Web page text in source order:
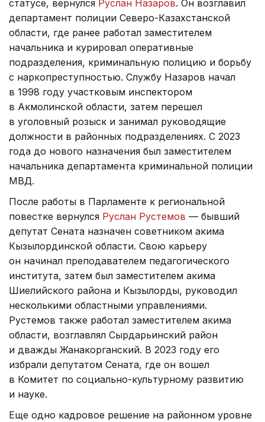
статусе, вернулся Руслан Назаров. Он возглавил
департамент полиции Северо-Казахстанской
области, где ранее работал заместителем
начальника и курировал оперативные
подразделения, криминальную полицию и борьбу
с наркопреступностью. Службу Назаров начал
в 1998 году участковым инспектором
в Акмолинской области, затем перешел
в уголовный розыск и занимал руководящие
должности в районных подразделениях. С 2023
года до нового назначения был заместителем
начальника департамента криминальной полиции
МВД.
После работы в Парламенте к региональной
повестке вернулся Руслан Рустемов — бывший
депутат Сената назначен советником акима
Кызылординской области. Свою карьеру
он начинал преподавателем педагогического
института, затем был заместителем акима
Шиелийского района и Кызылорды, руководил
несколькими областными управлениями.
Рустемов также работал заместителем акима
области, возглавлял Сырдарьинский район
и дважды Жанакорганский. В 2023 году его
избрали депутатом Сената, где он вошел
в Комитет по социально-культурному развитию
и науке.
Еще одно кадровое решение на районном уровне